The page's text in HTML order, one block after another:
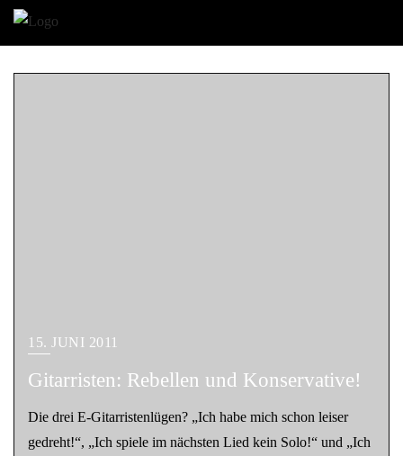
15. JUNI 2011
Gitarristen: Rebellen und Konservative!
Die drei E-Gitarristenlügen? „Ich habe mich schon leiser
gedreht!“, „Ich spiele im nächsten Lied kein Solo!“ und „Ich